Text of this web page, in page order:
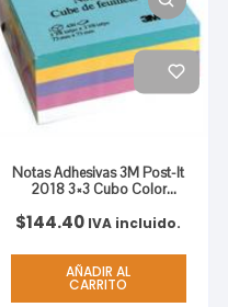
Notas Adhesivas 3M Post-It
2018 3×3 Cubo Color
$144.40 IVA incluido.
AÑADIR AL
CARRITO